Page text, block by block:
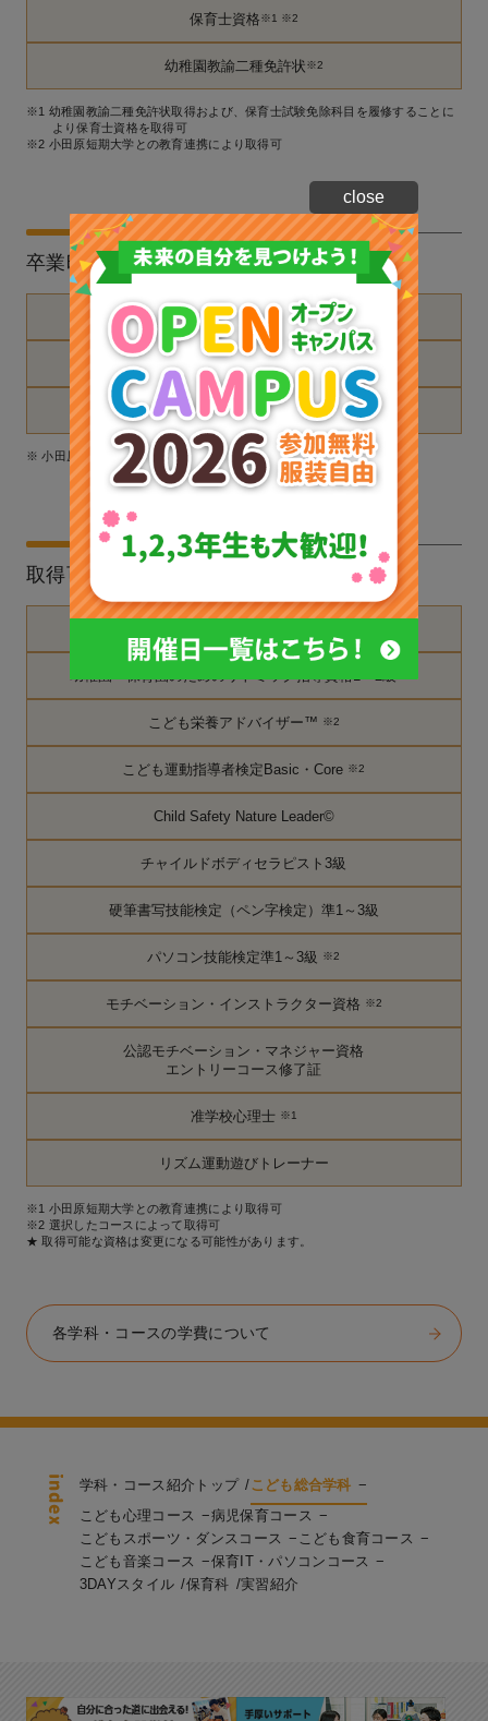
保育士資格※1 ※2
幼稚園教諭二種免許状※2
※1 幼稚園教諭二種免許状取得および、保育士試験免除科目を履修することに
より保育士資格を取得可
※2 小田原短期大学との教育連携により取得可
卒業時に取得できる称号・学位・資格
専門士〈文部科学省〉
短期大学士〈文部科学省〉
社会福祉主事任用資格 ※
※ 小田原短期大学との教育連携により取得可
取得可能な資格
幼稚園・保育園のためのリトミック指導資格1～2級
こども栄養アドバイザー™ ※2
こども運動指導者検定Basic・Core ※2
Child Safety Nature Leader©
チャイルドボディセラピスト3級
硬筆書写技能検定（ペン字検定）準1～3級
パソコン技能検定準1～3級 ※2
モチベーション・インストラクター資格 ※2
公認モチベーション・マネジャー資格
エントリーコース修了証
准学校心理士 ※1
リズム運動遊びトレーナー
※1 小田原短期大学との教育連携により取得可
※2 選択したコースによって取得可
★ 取得可能な資格は変更になる可能性があります。
各学科・コースの学費について
学科・コース紹介トップ
こども総合学科
こども心理コース
病児保育コース
こどもスポーツ・ダンスコース
こども食育コース
こども音楽コース
保育IT・パソコンコース
3DAYスタイル
保育科 実習紹介
close